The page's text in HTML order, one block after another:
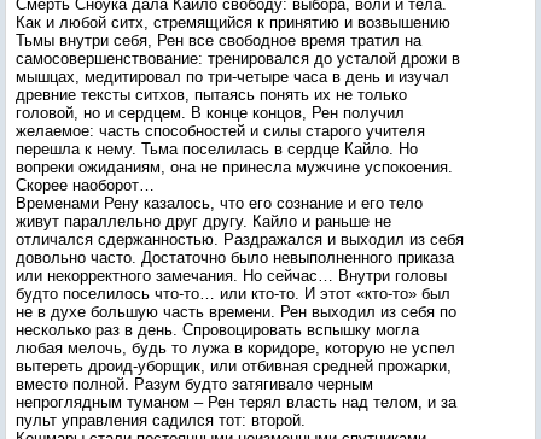
Смерть Сноука дала Кайло свободу: выбора, воли и тела.
Как и любой ситх, стремящийся к принятию и возвышению
Тьмы внутри себя, Рен все свободное время тратил на
самосовершенствование: тренировался до усталой дрожи в
мышцах, медитировал по три-четыре часа в день и изучал
древние тексты ситхов, пытаясь понять их не только
головой, но и сердцем. В конце концов, Рен получил
желаемое: часть способностей и силы старого учителя
перешла к нему. Тьма поселилась в сердце Кайло. Но
вопреки ожиданиям, она не принесла мужчине успокоения.
Скорее наоборот…
Временами Рену казалось, что его сознание и его тело
живут параллельно друг другу. Кайло и раньше не
отличался сдержанностью. Раздражался и выходил из себя
довольно часто. Достаточно было невыполненного приказа
или некорректного замечания. Но сейчас… Внутри головы
будто поселилось что-то… или кто-то. И этот «кто-то» был
не в духе большую часть времени. Рен выходил из себя по
несколько раз в день. Спровоцировать вспышку могла
любая мелочь, будь то лужа в коридоре, которую не успел
вытереть дроид-уборщик, или отбивная средней прожарки,
вместо полной. Разум будто затягивало черным
непроглядным туманом – Рен терял власть над телом, и за
пульт управления садился тот: второй.